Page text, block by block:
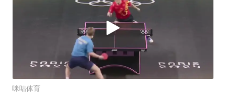
咪咕体育